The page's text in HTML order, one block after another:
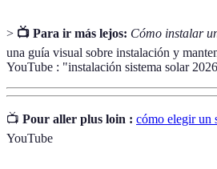
> 📺 Para ir más lejos: Cómo instalar
una guía visual sobre instalación y
YouTube : "instalación sistema solar
📺 Pour aller plus loin : cómo elegir un
YouTube